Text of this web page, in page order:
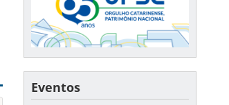
Eventos